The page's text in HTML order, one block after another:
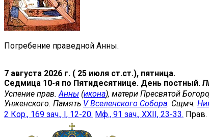
Погребение праведной Анны.
7 августа 2026 г. ( 25 июля ст.ст.), пятница.
Седмица 10-я по Пятидесятнице. День постный.
Успение прав. Анны (икона), матери Пресвятой
Унженского. Память V Вселенского Собора. Сщмч.
2 Кор., 169 зач., I, 12-20. Мф., 91 зач., XXII, 23-33.